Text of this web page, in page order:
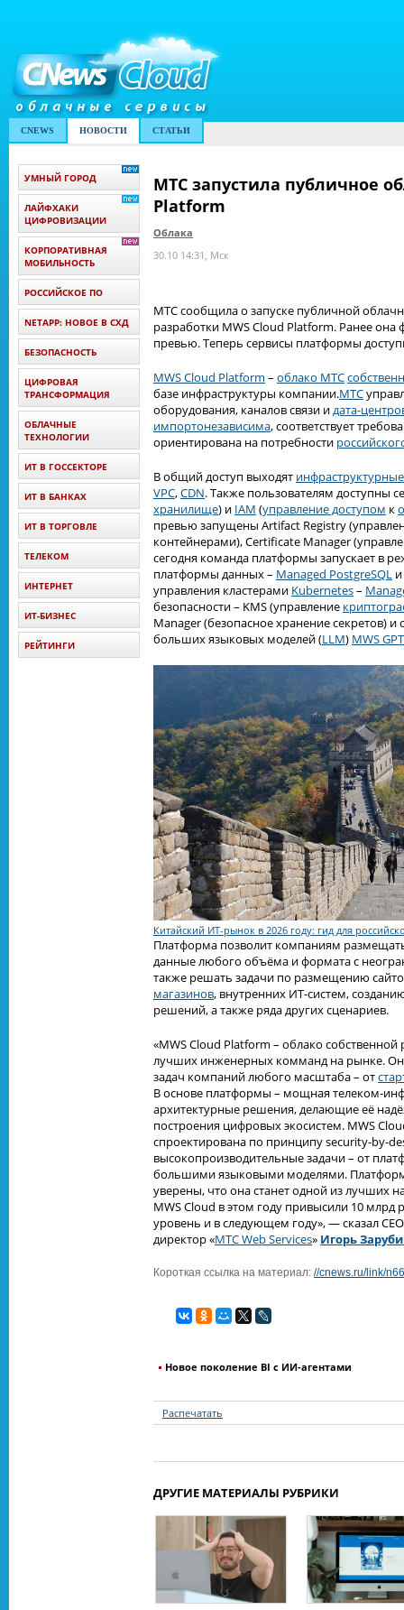
CNEWS НОВОСТИ СТАТЬИ
МТС запустила публичное
Platform
Облака
30.10 14:31, Мск
МТС сообщила о запуске публичной
разработки MWS Cloud Platform. Ранее
превью. Теперь сервисы платформы
MWS Cloud Platform – облако МТС
базе инфраструктуры компании.МТС
оборудования, каналов связи идата-
импортонезависима, соответствует
ориентирована на потребности
В общий доступ выходят инфраструктурные
VPC,CDN. Также пользователям доступны
хранилище) и IAM (управление доступом к
превью запущены Artifact Registry
контейнерами), Certificate Manager
сегодня команда платформы запускает в
платформы данных – Managed PostgreSQL и
управления кластерами Kubernetes–
безопасности – KMS (управление
Manager (безопасное хранение секретов) и
больших языковых моделей (LLM) MWS GPT
Китайский ИТ-рынок в 2026 году: гид для
Платформа позволит компаниям
данные любого объёма и формата с
также решать задачи по размещению
магазинов, внутренних ИТ-систем,
решений, а также ряда других сценариев.
«MWS Cloud Platform – облако
лучших инженерных комманд на рынке.
задач компаний любого масштаба – от
В основе платформы – мощная телеком-
архитектурные решения, делающие её
построения цифровых экосистем. MWS
спроектирована по принципу security-by-
высокопроизводительные задачи – от
большими языковыми моделями.
уверены, что она станет одной из лучших
MWS Cloud в этом году привысили 10 млрд
уровень и в следующем году», — сказал
директор «МТС Web Services» Игорь
Короткая ссылка на материал: //cnews.ru/link/
Новое поколение BI с ИИ-агентами
Распечатать
ДРУГИЕ МАТЕРИАЛЫ РУБРИКИ
УМНЫЙ ГОРОД
ЛАЙФХАКИ
ЦИФРОВИЗАЦИИ
КОРПОРАТИВНАЯ
МОБИЛЬНОСТЬ
РОССИЙСКОЕ ПО
NETAPP: НОВОЕ В СХД
БЕЗОПАСНОСТЬ
ЦИФРОВАЯ
ТРАНСФОРМАЦИЯ
ОБЛАЧНЫЕ
ТЕХНОЛОГИИ
ИТ В ГОССЕКТОРЕ
ИТ В БАНКАХ
ИТ В ТОРГОВЛЕ
ТЕЛЕКОМ
ИНТЕРНЕТ
ИТ-БИЗНЕС
РЕЙТИНГИ